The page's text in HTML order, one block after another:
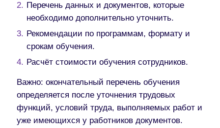
Перечень данных и документов, которые
необходимо дополнительно уточнить.
Рекомендации по программам, формату и
срокам обучения.
Расчёт стоимости обучения сотрудников.
Важно: окончательный перечень обучения
определяется после уточнения трудовых
функций, условий труда, выполняемых работ и
уже имеющихся у работников документов.